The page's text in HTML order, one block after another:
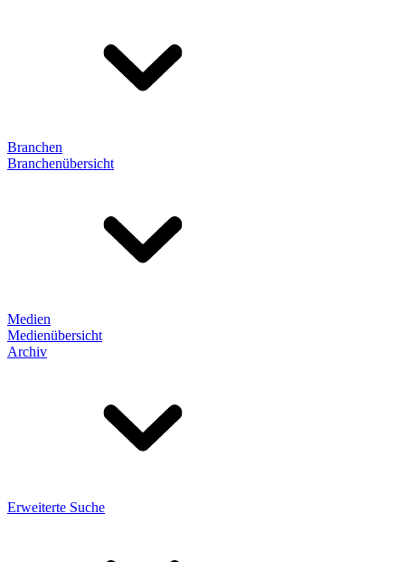
Branchen
Branchenübersicht
Medien
Medienübersicht
Archiv
Erweiterte Suche